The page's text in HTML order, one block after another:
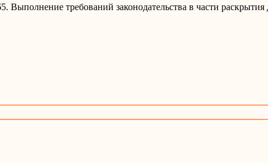
требований законодательства в части